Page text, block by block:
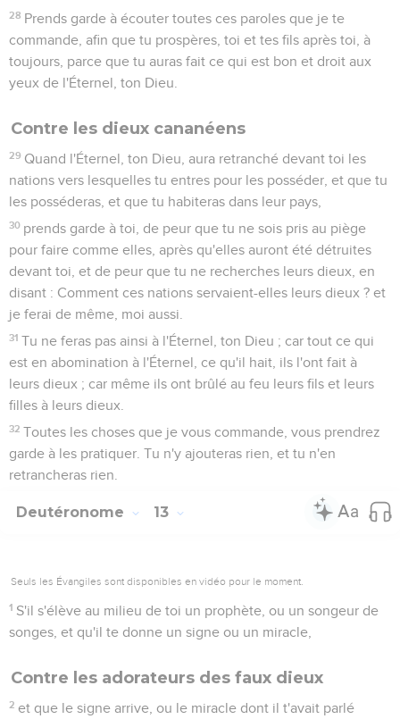
28 Prends garde à écouter toutes ces paroles que je te
commande, afin que tu prospères, toi et tes fils après toi, à
toujours, parce que tu auras fait ce qui est bon et droit aux
yeux de l'Éternel, ton Dieu.
Contre les dieux cananéens
29 Quand l'Éternel, ton Dieu, aura retranché devant toi les
nations vers lesquelles tu entres pour les posséder, et que tu
les posséderas, et que tu habiteras dans leur pays,
30 prends garde à toi, de peur que tu ne sois pris au piège
pour faire comme elles, après qu'elles auront été détruites
devant toi, et de peur que tu ne recherches leurs dieux, en
disant : Comment ces nations servaient-elles leurs dieux ? et
je ferai de même, moi aussi.
31 Tu ne feras pas ainsi à l'Éternel, ton Dieu ; car tout ce qui
est en abomination à l'Éternel, ce qu'il hait, ils l'ont fait à
leurs dieux ; car même ils ont brûlé au feu leurs fils et leurs
filles à leurs dieux.
32 Toutes les choses que je vous commande, vous prendrez
garde à les pratiquer. Tu n'y ajouteras rien, et tu n'en
retrancheras rien.
Deutéronome 13
Seuls les Évangiles sont disponibles en vidéo pour le moment.
1 S'il s'élève au milieu de toi un prophète, ou un songeur de
songes, et qu'il te donne un signe ou un miracle,
Contre les adorateurs des faux dieux
2 et que le signe arrive, ou le miracle dont il t'avait parlé